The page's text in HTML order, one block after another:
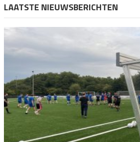
LAATSTE NIEUWSBERICHTEN